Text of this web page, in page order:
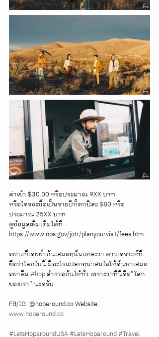
ค่าเข้า $30.00 หรือประมาณ 9XX บาท
หรือใครจะซื้อเป็นรายปีก็ตกปีละ $80 หรือ
ประมาณ 25XX บาท
ดูข้อมูลเพิ่มเติมได้ที่
https://www.nps.gov/jotr/planyourvisit/fees.htm
อย่างที่เคยย้ำกันเสมอๆนั่นแหละว่า ดาวเคราะห์ที่
ชื่อว่าโลกใบนี้ มีอะไรแปลกๆน่าสนใจให้ค้นหาเสมอ
อย่าลืม #hop สำรวจกันให้ทั่ว เพราะว่าที่นี่คือ”โลก
ของเรา” นะครับ
FB/IG: @hoparound.co Website:
www.hoparound.co
#LetsHoparoundUSA#LetsHoparound#Travel